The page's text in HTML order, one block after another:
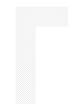
ã
o
d
e
P
o
s
t